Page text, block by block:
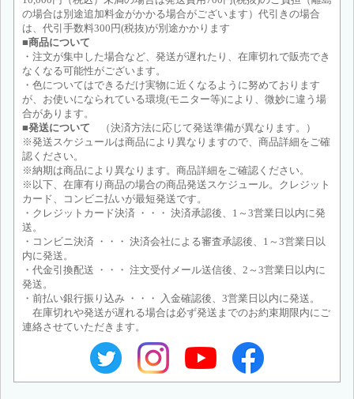
の場合は別途追加料金がかかる場合がございます）代引きの場合
は、代引手数料300円(税抜)が別途かかります
■商品について
・注文が集中した場合など、発送が遅れたり、在庫切れで販売でき
なくなる可能性がございます。
・色についてはできるだけ実物に近くなるように努めております
が、お使いになられている環境(モニター等)により、微妙に違う場
合があります。
■発送について （決済方法に応じて発送準備が異なります。）
※発送スケジュールは商品により異なりますので、商品詳細をご確
認ください。
※納期は商品により異なります。商品詳細をご確認ください。
※以下、在庫有り商品の場合の商品発送スケジュール。クレジット
カード、コンビニ払いが最短発送です。
・クレジットカード決済 ・・・ 決済承認後、1～3営業日以内に発
送。
・コンビニ決済 ・・・ 決済会社による審査承認後、1～3営業日以
内に発送。
・代金引換配送 ・・・ 注文受付メール送信後、2～3営業日以内に
発送。
・前払い銀行振り込み ・・・ 入金確認後、3営業日以内に発送。
在庫切れや発送が遅れる場合は必ず発送までのお約束期限内にご
連絡させていただきます。